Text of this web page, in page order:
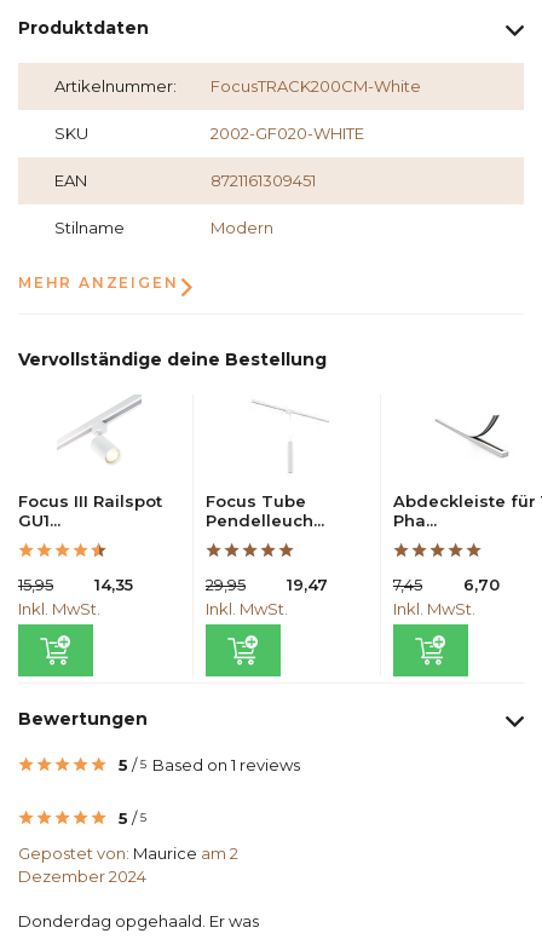
Produktdaten
Artikelnummer: FocusTRACK200CM-White
SKU 2002-GF020-WHITE
EAN 8721161309451
Stilname Modern
MEHR ANZEIGEN
Vervollständige deine Bestellung
Focus III Railspot
GU1...
15,95
14,35
Inkl. MwSt.
Focus Tube
Pendelleuch...
29,95
19,47
Inkl. MwSt.
Abdeckleiste für
Pha...
7,45
6,70
Inkl. MwSt.
Bewertungen
5 /5 Based on 1 reviews
5 /5
Gepostet von: Maurice am 2
Dezember 2024
Donderdag opgehaald. Er was